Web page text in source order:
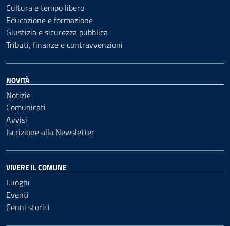
Cultura e tempo libero
Educazione e formazione
Giustizia e sicurezza pubblica
Tributi, finanze e contravvenzioni
NOVITÀ
Notizie
Comunicati
Avvisi
Iscrizione alla Newsletter
VIVERE IL COMUNE
Luoghi
Eventi
Cenni storici